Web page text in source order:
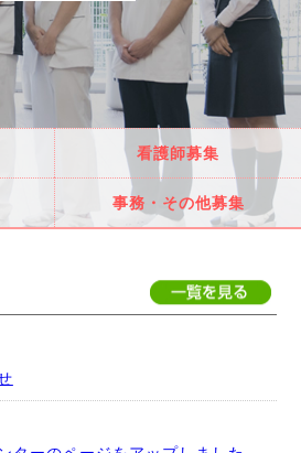
看護師募集
事務・その他募集